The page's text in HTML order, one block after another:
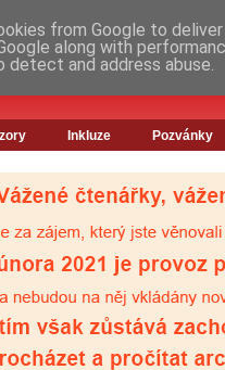
Inkluze Pozvánky
from Google to
along with
and address abuse.